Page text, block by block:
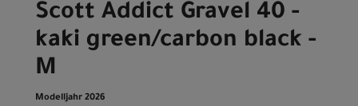
Scott Addict Gravel 40 -
kaki green/carbon black -
M
Modelljahr 2026